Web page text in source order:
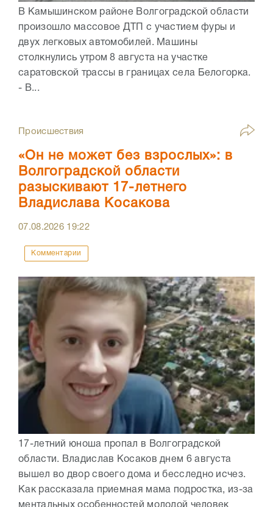
В Камышинском районе Волгоградской области
произошло массовое ДТП с участием фуры и
двух легковых автомобилей. Машины
столкнулись утром 8 августа на участке
саратовской трассы в границах села Белогорка.
- В...
Происшествия
«Он не может без взрослых»: в
Волгоградской области
разыскивают 17-летнего
Владислава Косакова
07.08.2026 19:22
Комментарии
17-летний юноша пропал в Волгоградской
области. Владислав Косаков днем 6 августа
вышел во двор своего дома и бесследно исчез.
Как рассказала приемная мама подростка, из-за
ментальных особенностей молодой человек